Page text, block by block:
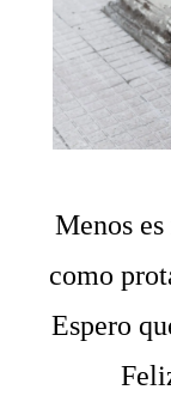
Menos
como
Espero